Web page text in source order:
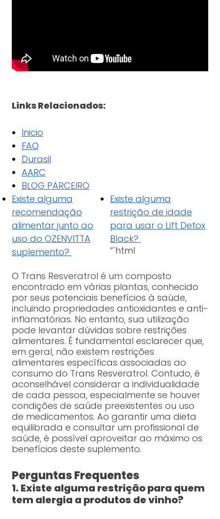
Links Relacionados:
Inicio
FAQ
Durasil
AARC
BLOG PARCEIRO
Existe alguma
recomendação
alimentar junto ao
uso do OZENVITTA
suplemento?
Existe alguma
restrição de idade
para usar o Lift Detox
Black?
“`html
O Trans Resveratrol é um composto
encontrado em várias plantas, conhecido
por seus potenciais benefícios à saúde,
incluindo propriedades antioxidantes e anti-
inflamatórias. No entanto, sua utilização
pode levantar dúvidas sobre restrições
alimentares. É fundamental esclarecer que,
em geral, não existem restrições
alimentares específicas associadas ao
consumo do Trans Resveratrol. Contudo, é
aconselhável considerar a individualidade
de cada pessoa, especialmente se houver
condições de saúde preexistentes ou uso
de medicamentos. Ao garantir uma dieta
equilibrada e consultar um profissional de
saúde, é possível aproveitar ao máximo os
benefícios deste suplemento.
Perguntas Frequentes
1. Existe alguma restrição para quem
tem alergia a produtos de vinho?